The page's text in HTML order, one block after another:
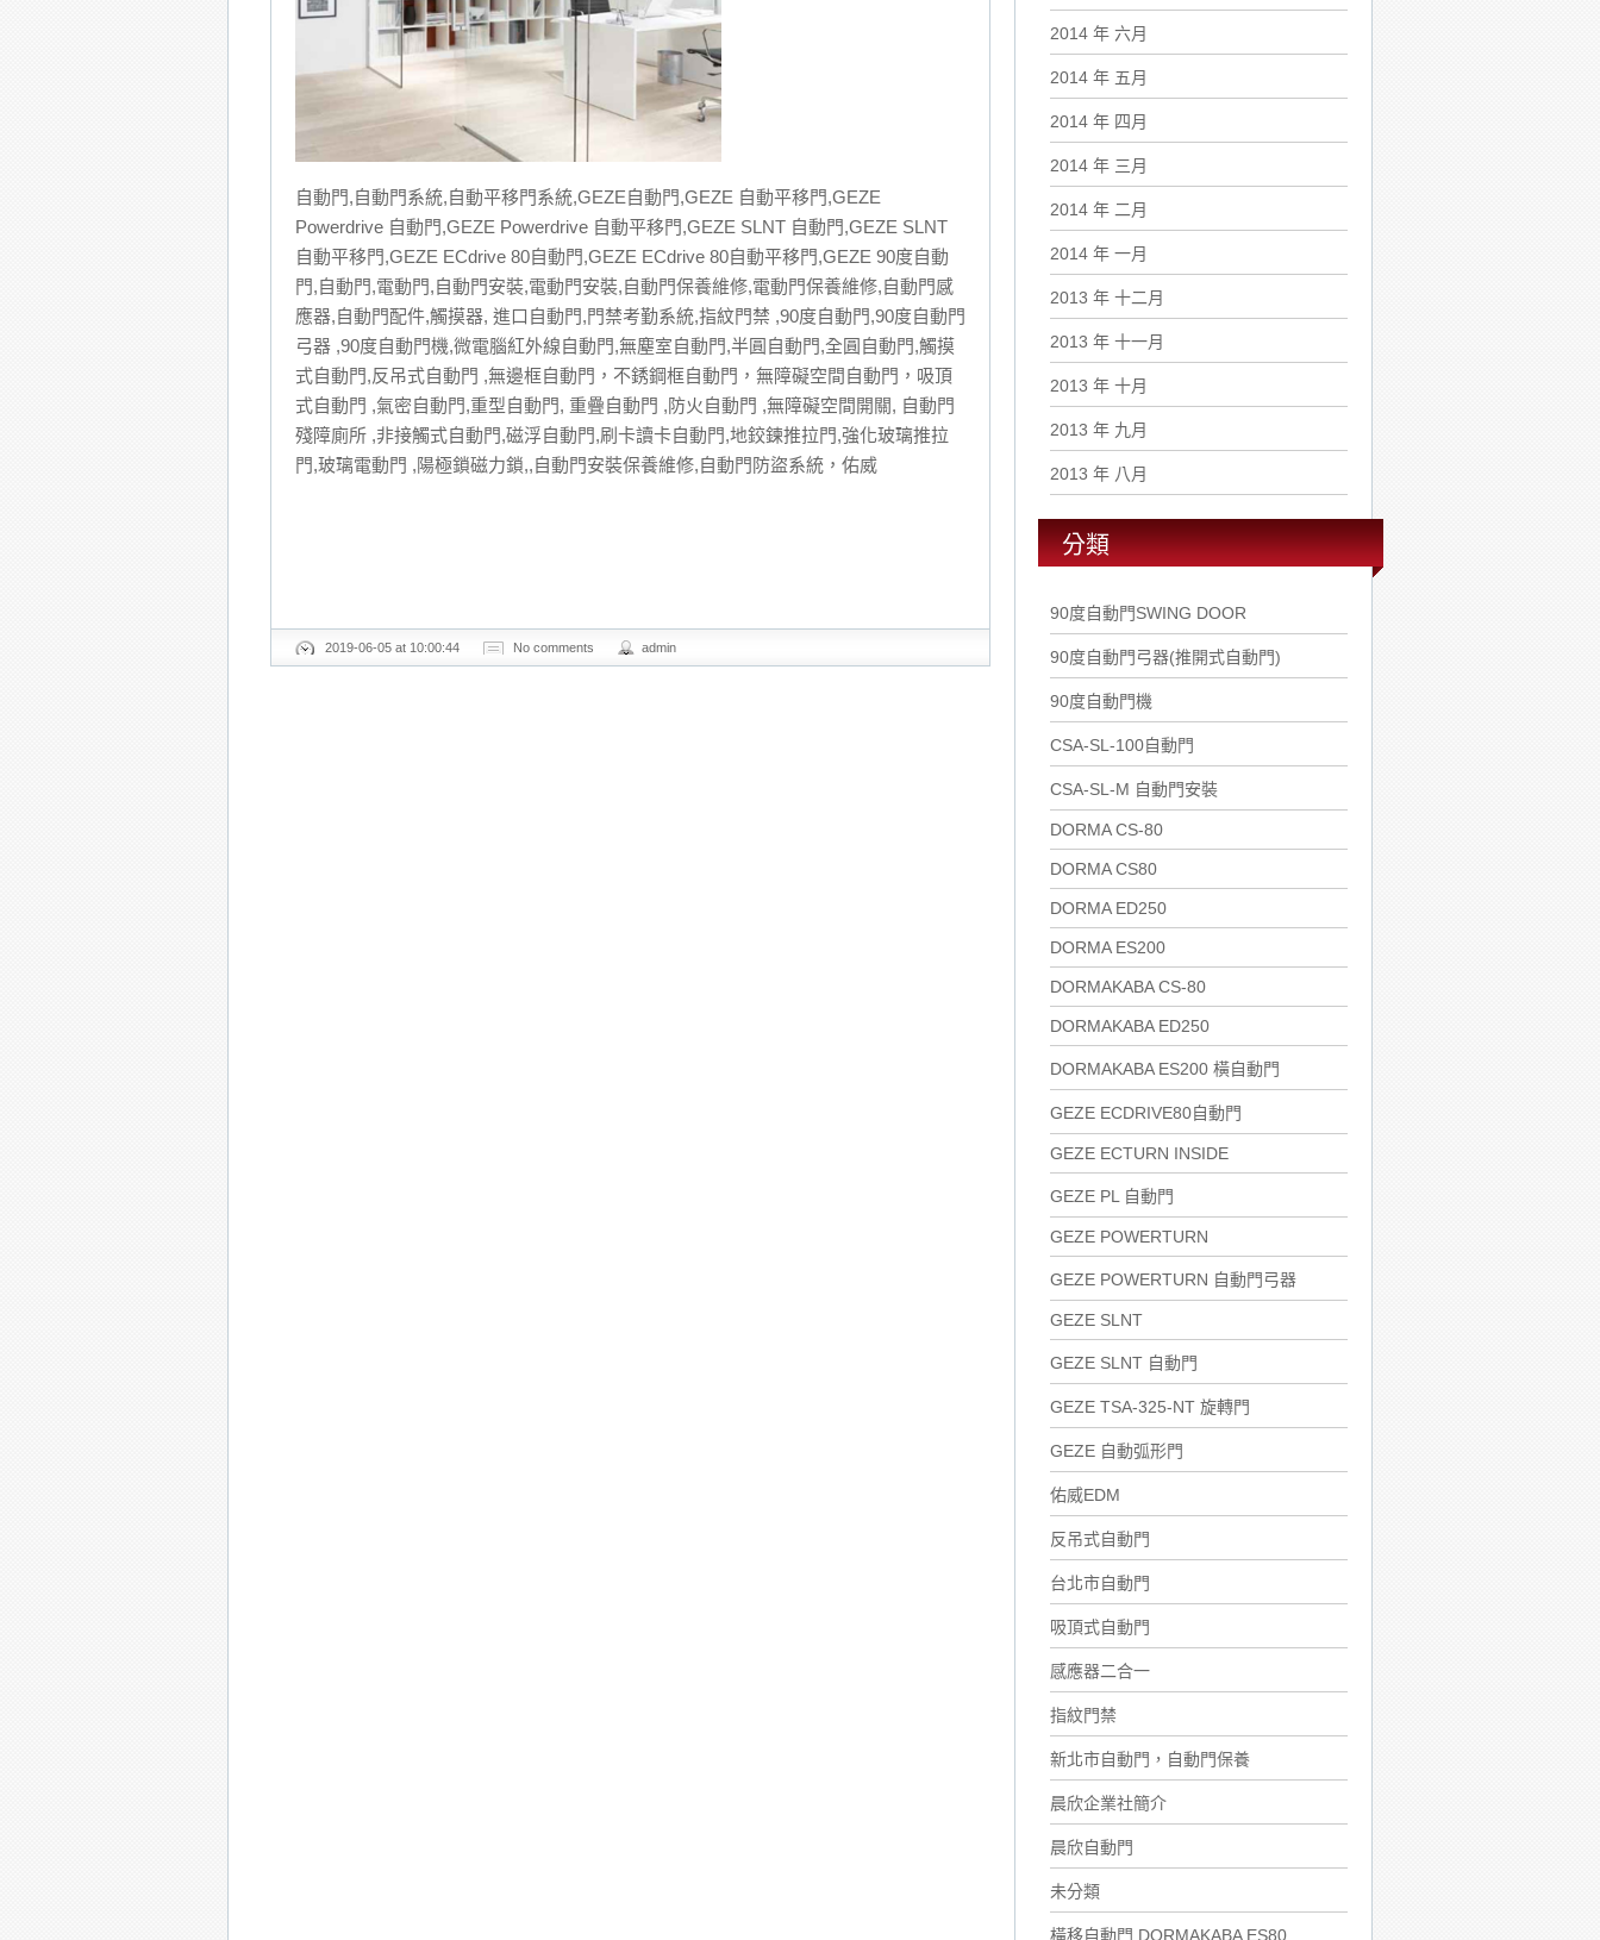
自動門,自動門系統,自動平移門系統,GEZE自動門,GEZE 自動平移門,GEZE
Powerdrive 自動門,GEZE Powerdrive 自動平移門,GEZE SLNT 自動門,GEZE SLNT
自動平移門,GEZE ECdrive 80自動門,GEZE ECdrive 80自動平移門,GEZE 90度自動
門,自動門,電動門,自動門安裝,電動門安裝,自動門保養維修,電動門保養維修,自動門感
應器,自動門配件,觸摸器, 進口自動門,門禁考勤系統,指紋門禁 ,90度自動門,90度自動門
弓器 ,90度自動門機,微電腦紅外線自動門,無塵室自動門,半圓自動門,全圓自動門,觸摸
式自動門,反吊式自動門 ,無邊框自動門，不銹鋼框自動門，無障礙空間自動門，吸頂
式自動門 ,氣密自動門,重型自動門, 重疊自動門 ,防火自動門 ,無障礙空間開關, 自動門
殘障廁所 ,非接觸式自動門,磁浮自動門,刷卡讀卡自動門,地鉸鍊推拉門,強化玻璃推拉
門,玻璃電動門 ,陽極鎖磁力鎖,,自動門安裝保養維修,自動門防盜系統，佑威
2019-06-05 at 10:00:44 No comments admin
2014 年 六月
2014 年 五月
2014 年 四月
2014 年 三月
2014 年 二月
2014 年 一月
2013 年 十二月
2013 年 十一月
2013 年 十月
2013 年 九月
2013 年 八月
分類
90度自動門SWING DOOR
90度自動門弓器(推開式自動門)
90度自動門機
CSA-SL-100自動門
CSA-SL-M 自動門安裝
DORMA CS-80
DORMA CS80
DORMA ED250
DORMA ES200
DORMAKABA CS-80
DORMAKABA ED250
DORMAKABA ES200 橫自動門
GEZE ECDRIVE80自動門
GEZE ECTURN INSIDE
GEZE PL 自動門
GEZE POWERTURN
GEZE POWERTURN 自動門弓器
GEZE SLNT
GEZE SLNT 自動門
GEZE TSA-325-NT 旋轉門
GEZE 自動弧形門
佑威EDM
反吊式自動門
台北市自動門
吸頂式自動門
感應器二合一
指紋門禁
新北市自動門，自動門保養
晨欣企業社簡介
晨欣自動門
未分類
橫移自動門 DORMAKABA ES80